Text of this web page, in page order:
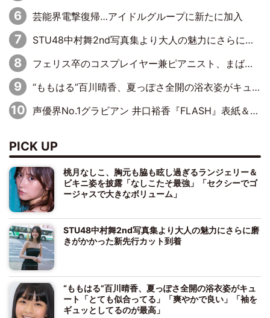
芸能界電撃復帰…アイドルグループに新たに加入
STU48中村舞2nd写真集より大人の魅力にさらに磨きがかかった新先行カット到着
フェリス卒のコスプレイヤー兼ピアニスト、まばゆいばかりのグラビアショット
“ももはる”百川晴香、夏っぽさ全開の浴衣姿がキュート「とても似合ってる」「爽やかで良い」「袖をギュッとしてるのが最高」
声優界No.1グラビアン 井口裕香『FLASH』表紙＆巻頭を飾る
PICK UP
桃月なしこ、胸元も脇も眩し過ぎるランジェリー＆
ビキニ姿を披露「なしこたそ最強」「セクシーでゴ
ージャスで大きなボリューム」
STU48中村舞2nd写真集より大人の魅力にさらに磨
きがかかった新先行カット到着
“ももはる”百川晴香、夏っぽさ全開の浴衣姿がキュ
ート「とても似合ってる」「爽やかで良い」「袖を
ギュッとしてるのが最高」